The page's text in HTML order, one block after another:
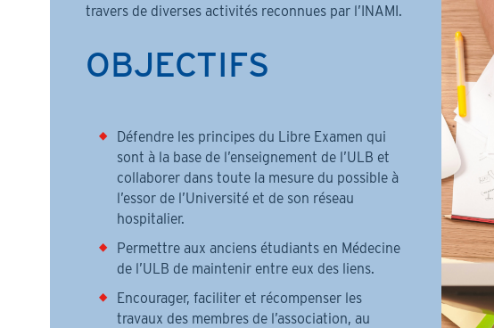
travers de diverses activités reconnues par l’INAMI.
OBJECTIFS
Défendre les principes du Libre Examen qui
sont à la base de l’enseignement de l’ULB et
collaborer dans toute la mesure du possible à
l’essor de l’Université et de son réseau
hospitalier.
Permettre aux anciens étudiants en Médecine
de l’ULB de maintenir entre eux des liens.
Encourager, faciliter et récompenser les
travaux des membres de l’association, au